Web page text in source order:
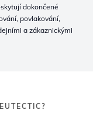
dokončené
povlakování,
a zákaznickými